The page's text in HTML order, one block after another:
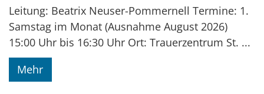
Leitung: Beatrix Neuser-Pommernell Termine: 1.
Samstag im Monat (Ausnahme August 2026)
15:00 Uhr bis 16:30 Uhr Ort: Trauerzentrum St. ...
Mehr